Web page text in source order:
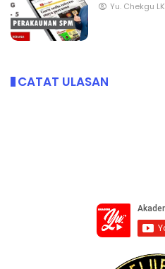
Yu. Chekgu LK
CATAT ULASAN